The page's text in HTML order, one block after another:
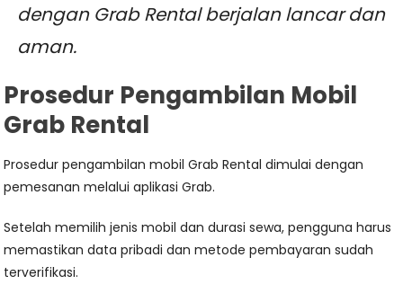
dengan Grab Rental berjalan lancar dan
aman.
Prosedur Pengambilan Mobil
Grab Rental
Prosedur pengambilan mobil Grab Rental dimulai dengan
pemesanan melalui aplikasi Grab.
Setelah memilih jenis mobil dan durasi sewa, pengguna harus
memastikan data pribadi dan metode pembayaran sudah
terverifikasi.